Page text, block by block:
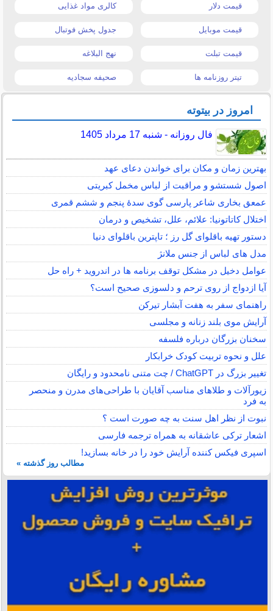
قیمت دلار کالری مواد غذایی
قیمت موبایل جدول پخش فوتبال
قیمت تبلت نهج البلاغه
تیتر روزنامه ها صحیفه سجادیه
امروز در بیتوته
فال روزانه - شنبه 17 مرداد 1405
بهترین زمان و مکان برای خواندن دعای عهد
اصول شستشو و مراقبت از لباس مخمل کبریتی
عمعق بخاری شاعر پارسی گوی سدهٔ پنجم و ششم قمری
اختلال کاتاتونیا: علائم، علل، تشخیص و درمان
دستور تهیه باقلوای گل رز ؛ تاپترین باقلوای دنیا
مدل های لباس از جنس ملانژ
عوامل دخیل در مشکل توقف برنامه ها در اندروید + راه حل
آیا ازدواج از روی ترحم و دلسوزی صحیح است؟
راهنمای سفر به هفت آبشار تیرکن
آرایش موی بلند زنانه و مجلسی
سخنان بزرگان درباره فلسفه
علل و نحوه تربیت کودک خرابکار
تغییر بزرگ در ChatGPT / چت متنی نامحدود و رایگان
زیورآلات و طلاهای مناسب آقایان با طراحی‌های مدرن و منحصر
به فرد
نبوت از نظر اهل سنت به چه صورت است ؟
اشعار ترکی عاشقانه به همراه ترجمه فارسی
اسپری فیکس کننده آرایش خود را در خانه بسازید!
مطالب روز گذشته »